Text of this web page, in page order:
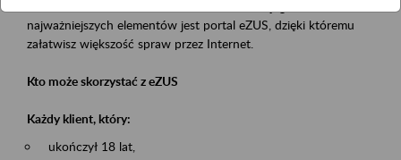
najważniejszych elementów jest portal eZUS, dzięki któremu
załatwisz większość spraw przez Internet.
Kto może skorzystać z eZUS
Każdy klient, który:
ukończył 18 lat,